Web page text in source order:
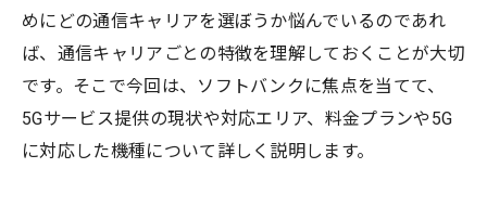
めにどの通信キャリアを選ぼうか悩んでいるのであれ
ば、通信キャリアごとの特徴を理解しておくことが大切
です。そこで今回は、ソフトバンクに焦点を当てて、
5Gサービス提供の現状や対応エリア、料金プランや5G
に対応した機種について詳しく説明します。